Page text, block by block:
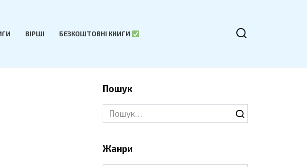
ВІРШІ БЕЗКОШТОВНІ КНИГИ
Пошук
Search
for:
Жанри